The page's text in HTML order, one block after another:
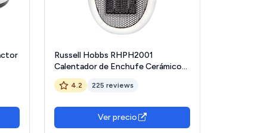
Russell Hobbs RHPH2001
Calentador de Enchufe Cerámico
de 500 W, Termostato Ajustable,
Temporizador de 12 horas y
Ventilador, Color Blanco
4.2 225 reviews
Ver precio